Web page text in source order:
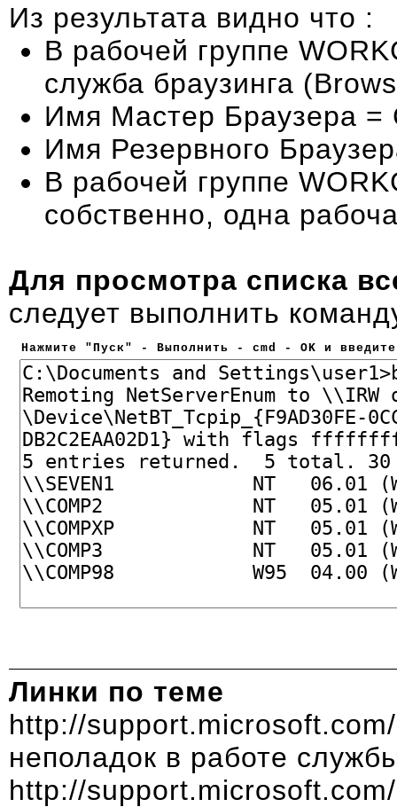
Из результата видно что :
В рабочей группе
служба браузинга
Имя Мастер Браузера =
Имя Резервного
В рабочей группе
собственно, одна
Для просмотра списка
следует выполнить
Нажмите "Пуск" - Выполнить - cmd - OK и введите
Линки по теме
http://
неполадок в работе
http://